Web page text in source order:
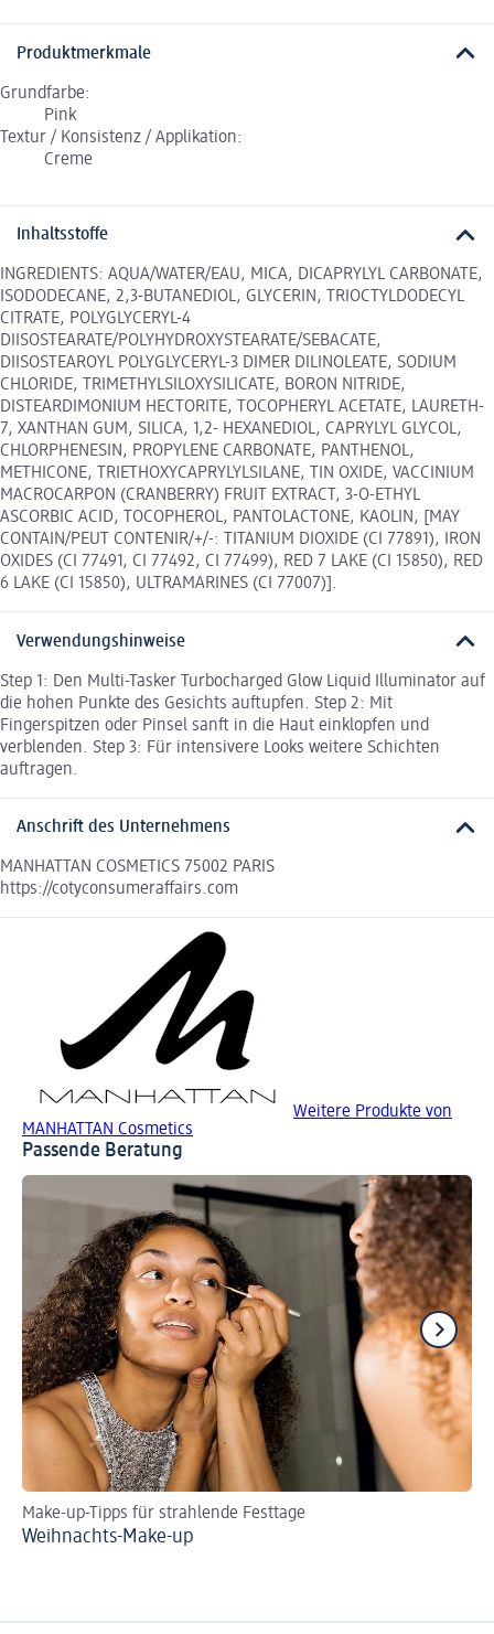
Produktmerkmale
Grundfarbe:
Pink
Textur / Konsistenz / Applikation:
Creme
Inhaltsstoffe
INGREDIENTS: AQUA/WATER/EAU, MICA, DICAPRYLYL CARBONATE,
ISODODECANE, 2,3-BUTANEDIOL, GLYCERIN, TRIOCTYLDODECYL
CITRATE, POLYGLYCERYL-4
DIISOSTEARATE/POLYHYDROXYSTEARATE/SEBACATE,
DIISOSTEAROYL POLYGLYCERYL-3 DIMER DILINOLEATE, SODIUM
CHLORIDE, TRIMETHYLSILOXYSILICATE, BORON NITRIDE,
DISTEARDIMONIUM HECTORITE, TOCOPHERYL ACETATE, LAURETH-
7, XANTHAN GUM, SILICA, 1,2- HEXANEDIOL, CAPRYLYL GLYCOL,
CHLORPHENESIN, PROPYLENE CARBONATE, PANTHENOL,
METHICONE, TRIETHOXYCAPRYLYLSILANE, TIN OXIDE, VACCINIUM
MACROCARPON (CRANBERRY) FRUIT EXTRACT, 3-O-ETHYL
ASCORBIC ACID, TOCOPHEROL, PANTOLACTONE, KAOLIN, [MAY
CONTAIN/PEUT CONTENIR/+/-: TITANIUM DIOXIDE (CI 77891), IRON
OXIDES (CI 77491, CI 77492, CI 77499), RED 7 LAKE (CI 15850), RED
6 LAKE (CI 15850), ULTRAMARINES (CI 77007)].
Verwendungshinweise
Step 1: Den Multi-Tasker Turbocharged Glow Liquid Illuminator auf
die hohen Punkte des Gesichts auftupfen. Step 2: Mit
Fingerspitzen oder Pinsel sanft in die Haut einklopfen und
verblenden. Step 3: Für intensivere Looks weitere Schichten
auftragen.
Anschrift des Unternehmens
MANHATTAN COSMETICS 75002 PARIS
https://cotyconsumeraffairs.com
Weitere Produkte von
MANHATTAN Cosmetics
Passende Beratung
Make-up-Tipps für strahlende Festtage
Weihnachts-Make-up